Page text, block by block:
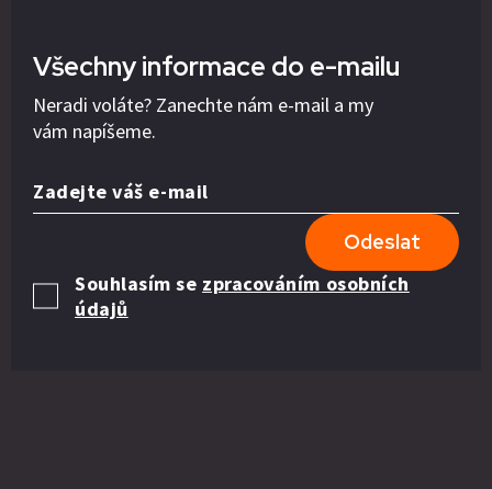
Všechny informace do e-mailu
Neradi voláte? Zanechte nám e-mail a my
vám napíšeme.
Zadejte váš e-mail
Odeslat
Souhlasím se zpracováním osobních
údajů